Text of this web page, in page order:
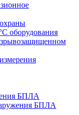
оборудования
БПЛА
БПЛА